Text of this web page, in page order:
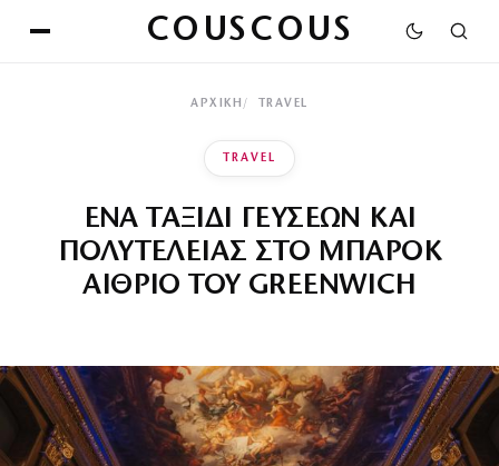
COUSCOUS
ΑΡΧΙΚΉ TRAVEL
TRAVEL
ΕΝΑ ΤΑΞΙΔΙ ΓΕΥΣΕΩΝ ΚΑΙ
ΠΟΛΥΤΕΛΕΙΑΣ ΣΤΟ ΜΠΑΡΟΚ
ΑΙΘΡΙΟ ΤΟΥ GREENWICH